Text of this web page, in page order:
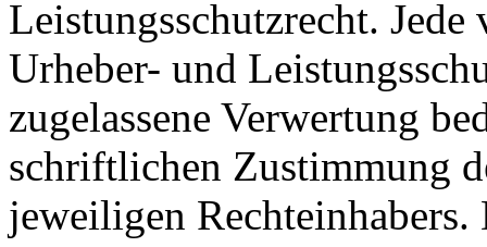
Leistungsschutzrecht. Jede
Urheber- und
zugelassene Verwertung
schriftlichen Zustimmung
jeweiligen